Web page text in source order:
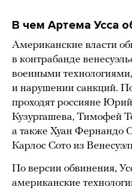
В чем Артема Усса
Американские власти
в контрабанде
военными
и нарушении санкций.
проходят россияне
Кузургашева, Тимофей
а также Хуан Фернандо
Карлос Сото из
По версии обвинения,
американские